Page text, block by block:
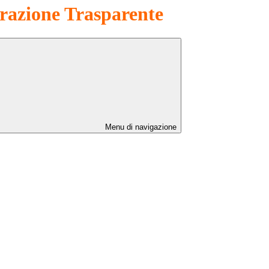
Trasparente
Menu di navigazione